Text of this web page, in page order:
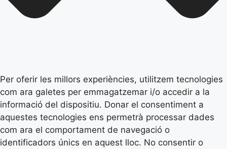
Per oferir les millors experiències, utilitzem tecnologies
com ara galetes per emmagatzemar i/o accedir a la
informació del dispositiu. Donar el consentiment a
aquestes tecnologies ens permetrà processar dades
com ara el comportament de navegació o
identificadors únics en aquest lloc. No consentir o